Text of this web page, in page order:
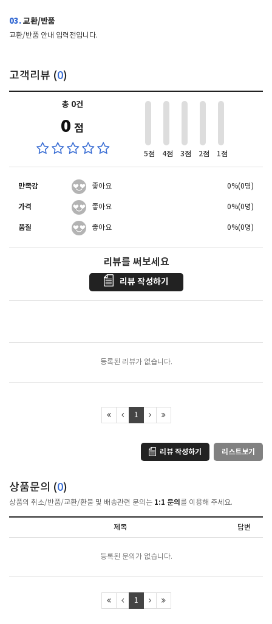
03.교환/반품
교환/반품 안내 입력전입니다.
고객리뷰 (0)
총 0건
0 점
5점 4점 3점 2점 1점
만족감 좋아요 0%(0명)
가격 좋아요 0%(0명)
품질 좋아요 0%(0명)
리뷰를 써보세요
리뷰 작성하기
등록된 리뷰가 없습니다.
1
리뷰 작성하기 리스트보기
상품문의 (0)
상품의 취소/반품/교환/환불 및 배송관련 문의는 1:1 문의 를 이용해 주세요.
제목 답변
등록된 문의가 없습니다.
1